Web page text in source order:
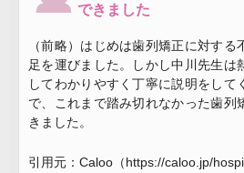
できました
（前略）はじめは歯列矯正に対する
足を運びました。しかし中川先生は
してわかりやすく丁寧に説明をして
で、これまで踏み切れなかった歯列
きました。
引用元：Caloo（https://caloo.jp/